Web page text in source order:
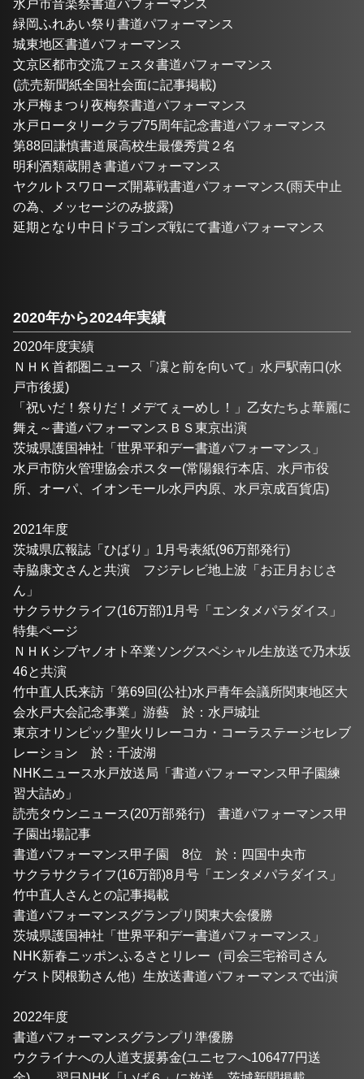
水戸市音楽祭書道パフォーマンス
緑岡ふれあい祭り書道パフォーマンス
城東地区書道パフォーマンス
文京区都市交流フェスタ書道パフォーマンス
(読売新聞紙全国社会面に記事掲載)
水戸梅まつり夜梅祭書道パフォーマンス
水戸ロータリークラブ75周年記念書道パフォーマンス
第88回謙慎書道展高校生最優秀賞２名
明利酒類蔵開き書道パフォーマンス
ヤクルトスワローズ開幕戦書道パフォーマンス(雨天中止
の為、メッセージのみ披露)
延期となり中日ドラゴンズ戦にて書道パフォーマンス
2020年から2024年実績
2020年度実績
ＮＨＫ首都圏ニュース「凜と前を向いて」水戸駅南口(水
戸市後援)
「祝いだ！祭りだ！メデてぇーめし！」乙女たちよ華麗に
舞え～書道パフォーマンスＢＳ東京出演
茨城県護国神社「世界平和デー書道パフォーマンス」
水戸市防火管理協会ポスター(常陽銀行本店、水戸市役
所、オーパ、イオンモール水戸内原、水戸京成百貨店)
2021年度
茨城県広報誌「ひばり」1月号表紙(96万部発行)
寺脇康文さんと共演　フジテレビ地上波「お正月おじさ
ん」
サクラサクライフ(16万部)1月号「エンタメパラダイス」
特集ページ
ＮＨＫシブヤノオト卒業ソングスペシャル生放送で乃木坂
46と共演
竹中直人氏来訪「第69回(公社)水戸青年会議所関東地区大
会水戸大会記念事業」游藝　於：水戸城址
東京オリンピック聖火リレーコカ・コーラステージセレブ
レーション　於：千波湖
NHKニュース水戸放送局「書道パフォーマンス甲子園練
習大詰め」
読売タウンニュース(20万部発行)　書道パフォーマンス甲
子園出場記事
書道パフォーマンス甲子園　8位　於：四国中央市
サクラサクライフ(16万部)8月号「エンタメパラダイス」
竹中直人さんとの記事掲載
書道パフォーマンスグランプリ関東大会優勝
茨城県護国神社「世界平和デー書道パフォーマンス」
NHK新春ニッポンふるさとリレー（司会三宅裕司さん
ゲスト関根勤さん他）生放送書道パフォーマンスで出演
2022年度
書道パフォーマンスグランプリ準優勝
ウクライナへの人道支援募金(ユニセフへ106477円送